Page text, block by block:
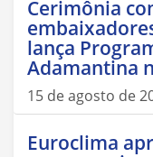
Cerimônia
lança
Adamantina
15 de agosto de
Euroclima